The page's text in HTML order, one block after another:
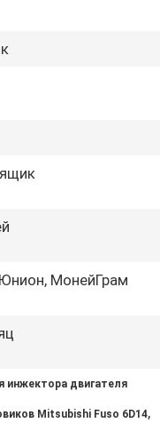
МонейГрам
инжектора двигателя
Mitsubishi Fuso 6D14,